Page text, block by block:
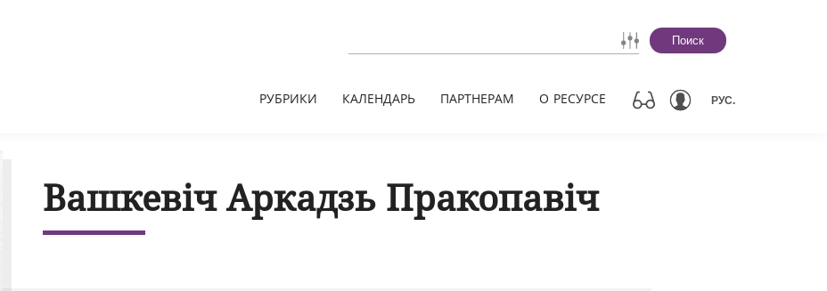
Поиск
РУБРИКИ КАЛЕНДАРЬ ПАРТНЕРАМ О РЕСУРСЕ РУС.
Вашкевіч Аркадзь Пракопавіч